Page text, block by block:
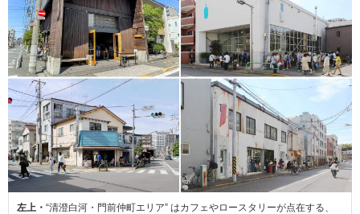
左上・ “清澄白河・門前仲町エリア” はカフェやロースタリーが点在する、